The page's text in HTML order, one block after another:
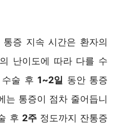
증 지속 시간은 환자의
난이도에 따라 다를 수
술 후 1~2일 동안 통증
는 통증이 점차 줄어듭니
후 2주정도까지 잔통증